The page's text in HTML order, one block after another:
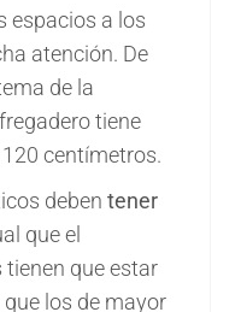
espacios a los
atención. De
de la
tiene
centímetros.
deben tener
que el
que estar
los de mayor